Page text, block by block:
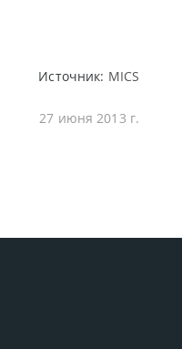
Источник: MICS
27 июня 2013 г.